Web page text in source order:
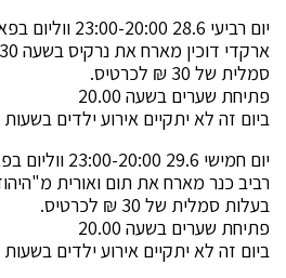
יום רביעי 28.6 23:00-20:00 ווליום בפארק לקהל הבוגר
סמלית של 30 ₪ לכרטיס.
פתיחת שערים בשעה 20.00
ביום זה לא יתקיים אירוע ילדים
יום חמישי 29.6 23:00-20:00 ווליום בפארק לקהל הבוגר
בעלות סמלית של 30 ₪ לכרטיס.
פתיחת שערים בשעה 20.00
ביום זה לא יתקיים אירוע ילדים